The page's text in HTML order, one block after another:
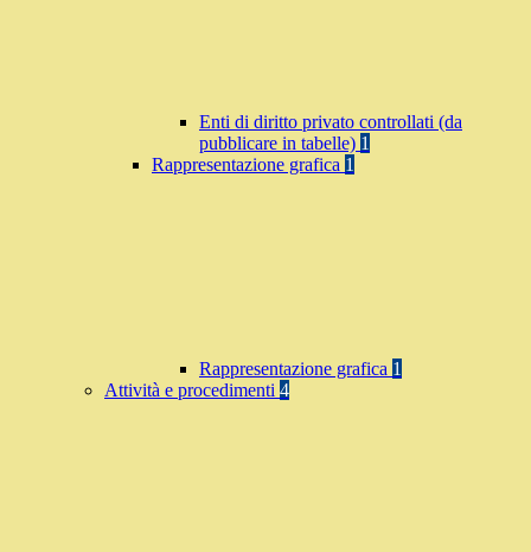
Enti di diritto privato controllati (da
pubblicare in tabelle) 1
Rappresentazione grafica 1
Rappresentazione grafica 1
Attività e procedimenti 4